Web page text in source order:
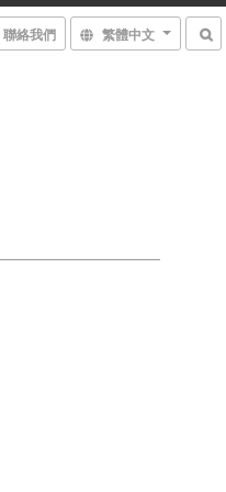
聯絡我們 繁體中文